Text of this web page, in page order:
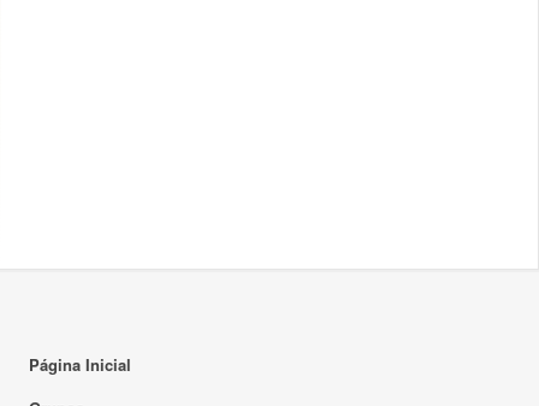
Página Inicial